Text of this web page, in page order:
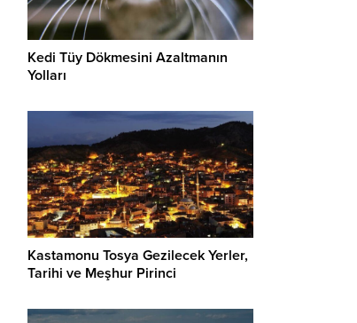
Kedi Tüy Dökmesini Azaltmanın
Yolları
Kastamonu Tosya Gezilecek Yerler,
Tarihi ve Meşhur Pirinci